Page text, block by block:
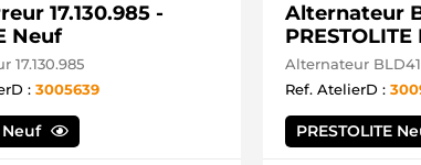
17.130.985 -
Neuf
17.130.985
: 3005639
Neuf
Alternateur
Alternateur
Ref. AtelierD :
PRESTOLITE